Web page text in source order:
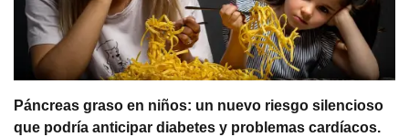
Páncreas graso en niños: un nuevo riesgo silencioso
que podría anticipar diabetes y problemas cardíacos.